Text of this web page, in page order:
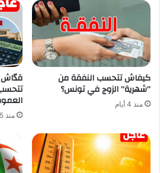
كيفاش تتحسب النفقة من
”شهرية” الزوج في تونس؟
منذ 4 أيام
قدّاش
منذ 5 أيام